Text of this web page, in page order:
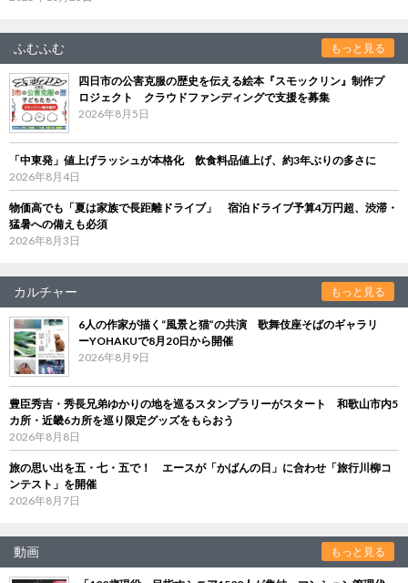
ふむふむ もっと見る
四日市の公害克服の歴史を伝える絵本『スモックリン』制作プ
ロジェクト クラウドファンディングで支援を募集
2026年8月5日
「中東発」値上げラッシュが本格化 飲食料品値上げ、約3年ぶりの多さに
2026年8月4日
物価高でも「夏は家族で長距離ドライブ」 宿泊ドライブ予算4万円超、渋滞・
猛暑への備えも必須
2026年8月3日
カルチャー もっと見る
6人の作家が描く“風景と猫”の共演 歌舞伎座そばのギャラリ
ーYOHAKUで8月20日から開催
2026年8月9日
豊臣秀吉・秀長兄弟ゆかりの地を巡るスタンプラリーがスタート 和歌山市内5
カ所・近畿6カ所を巡り限定グッズをもらおう
2026年8月8日
旅の思い出を五・七・五で！ エースが「かばんの日」に合わせ「旅行川柳コ
ンテスト」を開催
2026年8月7日
動画 もっと見る